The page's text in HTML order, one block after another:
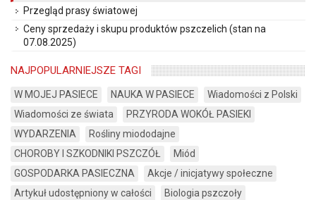
Przegląd prasy światowej
Ceny sprzedaży i skupu produktów pszczelich (stan na
07.08.2025)
NAJPOPULARNIEJSZE TAGI
W MOJEJ PASIECE NAUKA W PASIECE
Wiadomości z Polski
Wiadomości ze świata
PRZYRODA WOKÓŁ PASIEKI
WYDARZENIA
Rośliny miododajne
CHOROBY I SZKODNIKI PSZCZÓŁ
Miód
GOSPODARKA PASIECZNA
Akcje / inicjatywy społeczne
Artykuł udostępniony w całości
Biologia pszczoły